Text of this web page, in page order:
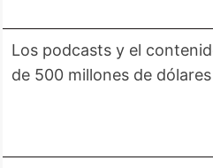
Los podcasts y el
de 500 millones de